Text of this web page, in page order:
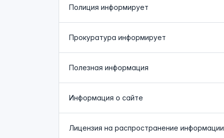
Полиция информирует
Прокуратура информирует
Полезная информация
Информация о сайте
Лицензия на распространение информации